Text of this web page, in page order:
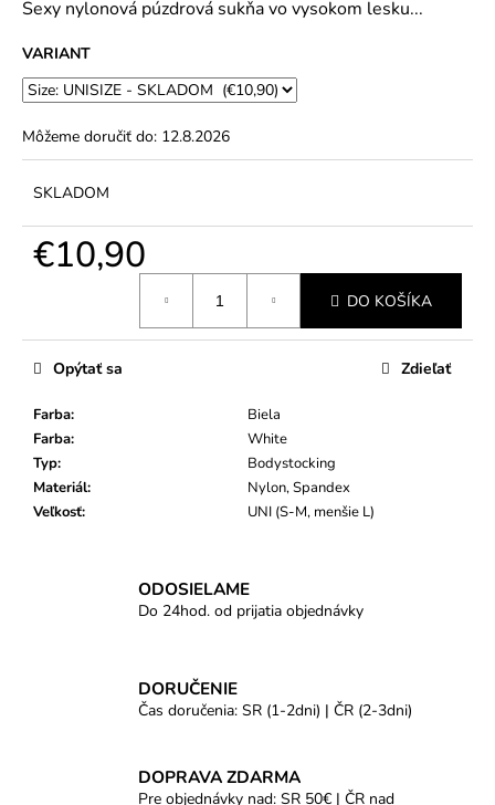
5
Sexy nylonová púzdrová sukňa vo vysokom lesku...
VARIANT
Môžeme doručiť do: 12.8.2026
SKLADOM
€10,90
DO KOŠÍKA
Farba:
Biela
Farba:
White
Typ:
Bodystocking
Materiál:
Nylon, Spandex
Veľkosť: UNI (S-M, menšie L)
Opýtať sa Zdieľať
ODOSIELAME
Do 24hod. od prijatia objednávky
DORUČENIE
Čas doručenia: SR (1-2dni) | ČR (2-3dni)
DOPRAVA ZDARMA
Pre objednávky nad: SR 50€ | ČR nad
m
e